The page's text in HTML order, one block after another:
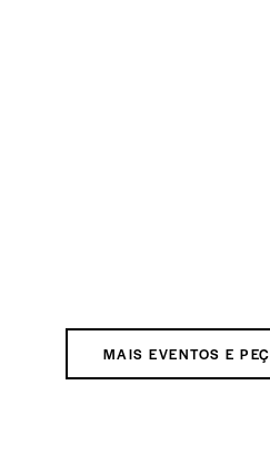
MAIS EVENTOS E